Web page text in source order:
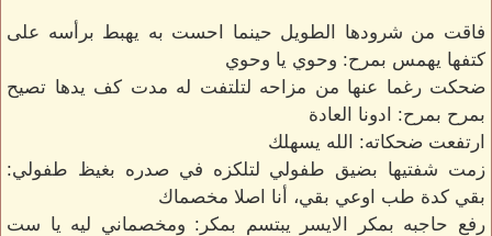
فاقت من شرودها الطويل حينما احست به يهبط برأسه على
كتفها يهمس بمرح: وحوي يا وحوي
ضحكت رغما عنها من مزاحه لتلتفت له مدت كف يدها تصيح
بمرح بمرح: ادونا العادة
ارتفعت ضحكاته: الله يسهلك
زمت شفتيها بضيق طفولي لتلكزه في صدره بغيظ طفولي:
بقي كدة طب اوعي بقي، أنا اصلا مخصماك
رفع حاجبه بمكر الايسر يبتسم بمكر: ومخصماني ليه يا ست